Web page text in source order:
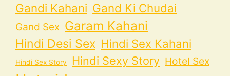
Gandi Kahani Gand Ki Chudai
Gand Sex Garam Kahani
Hindi Desi Sex Hindi Sex Kahani
Hindi Sex Story Hindi Sexy Story Hotel Sex